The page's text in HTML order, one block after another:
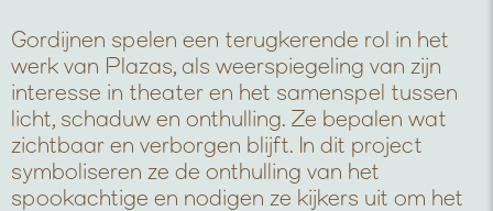
Gordijnen spelen een terugkerende rol in het
werk van Plazas, als weerspiegeling van zijn
interesse in theater en het samenspel tussen
licht, schaduw en onthulling. Ze bepalen wat
zichtbaar en verborgen blijft. In dit project
symboliseren ze de onthulling van het
spookachtige en nodigen ze kijkers uit om het